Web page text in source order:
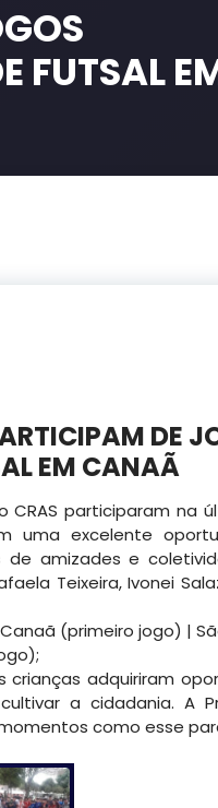
FUTSAL
DE
EM CANAÃ
CRAS participaram na
uma excelente
de amizades e
Teixeira, Ivonei
Canaã (primeiro jogo) |
crianças adquiriram
a cidadania. A
como esse